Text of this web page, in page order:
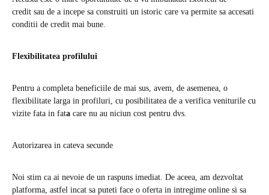
credit sau de a incepe sa construiti un istoric care va permite sa accesati
conditii de credit mai bune.
Flexibilitatea profilului
Pentru a completa beneficiile de mai sus, avem, de asemenea, o
flexibilitate larga in profiluri, cu posibilitatea de a verifica veniturile cu
vizite fata in fata care nu au niciun cost pentru dvs.
Autorizarea in cateva secunde
Noi stim ca ai nevoie de un raspuns imediat. De aceea, am dezvoltat
platforma, astfel incat sa puteti face o oferta in intregime online si sa